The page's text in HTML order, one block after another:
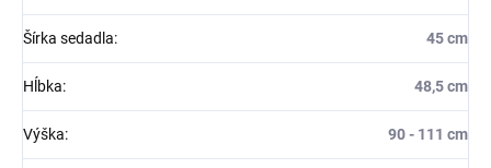
Šírka sedadla: 45 cm
Hĺbka: 48,5 cm
Výška: 90 - 111 cm